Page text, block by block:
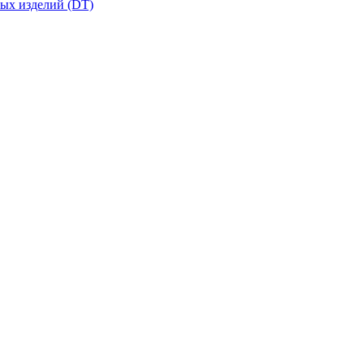
изделий (DT)